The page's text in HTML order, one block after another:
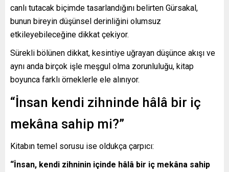
canlı tutacak biçimde tasarlandığını belirten Gürsakal,
bunun bireyin düşünsel derinliğini olumsuz
etkileyebileceğine dikkat çekiyor.
Sürekli bölünen dikkat, kesintiye uğrayan düşünce akışı ve
aynı anda birçok işle meşgul olma zorunluluğu, kitap
boyunca farklı örneklerle ele alınıyor.
“İnsan kendi zihninde hâlâ bir iç
mekâna sahip mi?”
Kitabın temel sorusu ise oldukça çarpıcı:
“İnsan, kendi zihninin içinde hâlâ bir iç mekâna sahip